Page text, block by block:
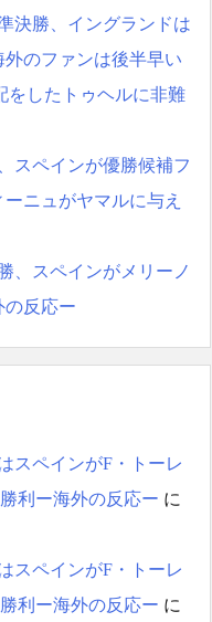
」
海外の反応】 エンゼル
谷、満塁で勝負を避け
る 敬遠か四球か？！
ンはテセ・六反・河井
に
応ｗｗｗｗｗｗｗｗｗ
ｗｗ
決勝、イングランドは
のファンは後半早い
をしたトゥヘルに非難
スペインが優勝候補フ
ニュがヤマルに与え
、スペインがメリーノ
の反応ー
スペインがF・トーレ
利ー海外の反応ー に
スペインがF・トーレ
利ー海外の反応ー に